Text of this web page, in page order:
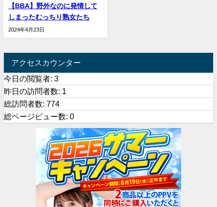
【BBA】野外なのに発情して
しまったむっちり熟女たち
2024年4月23日
アクセスカウンター
今日の閲覧者: 3
昨日の訪問者数: 1
総訪問者数: 774
総ページビュー数: 0